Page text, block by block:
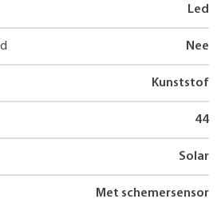
Led
Nee
Kunststof
44
Solar
Met schemersensor